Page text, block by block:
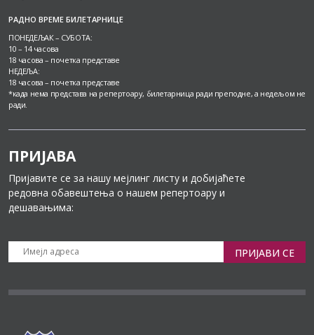
РАДНО ВРЕМЕ БИЛЕТАРНИЦЕ
ПОНЕДЕЉАК – СУБОТА:
10 – 14 часова
18 часова – почетка представе
НЕДЕЉА:
18 часова – почетка представе
*када нема представа на репертоару, билетарница ради преподне, а недељом не
ради.
ПРИЈАВА
Пријавите се за нашу мејлинг листу и добијаћете
редовна обавештења о нашем репертоару и
дешавањима:
ПРИЈАВИ СЕ